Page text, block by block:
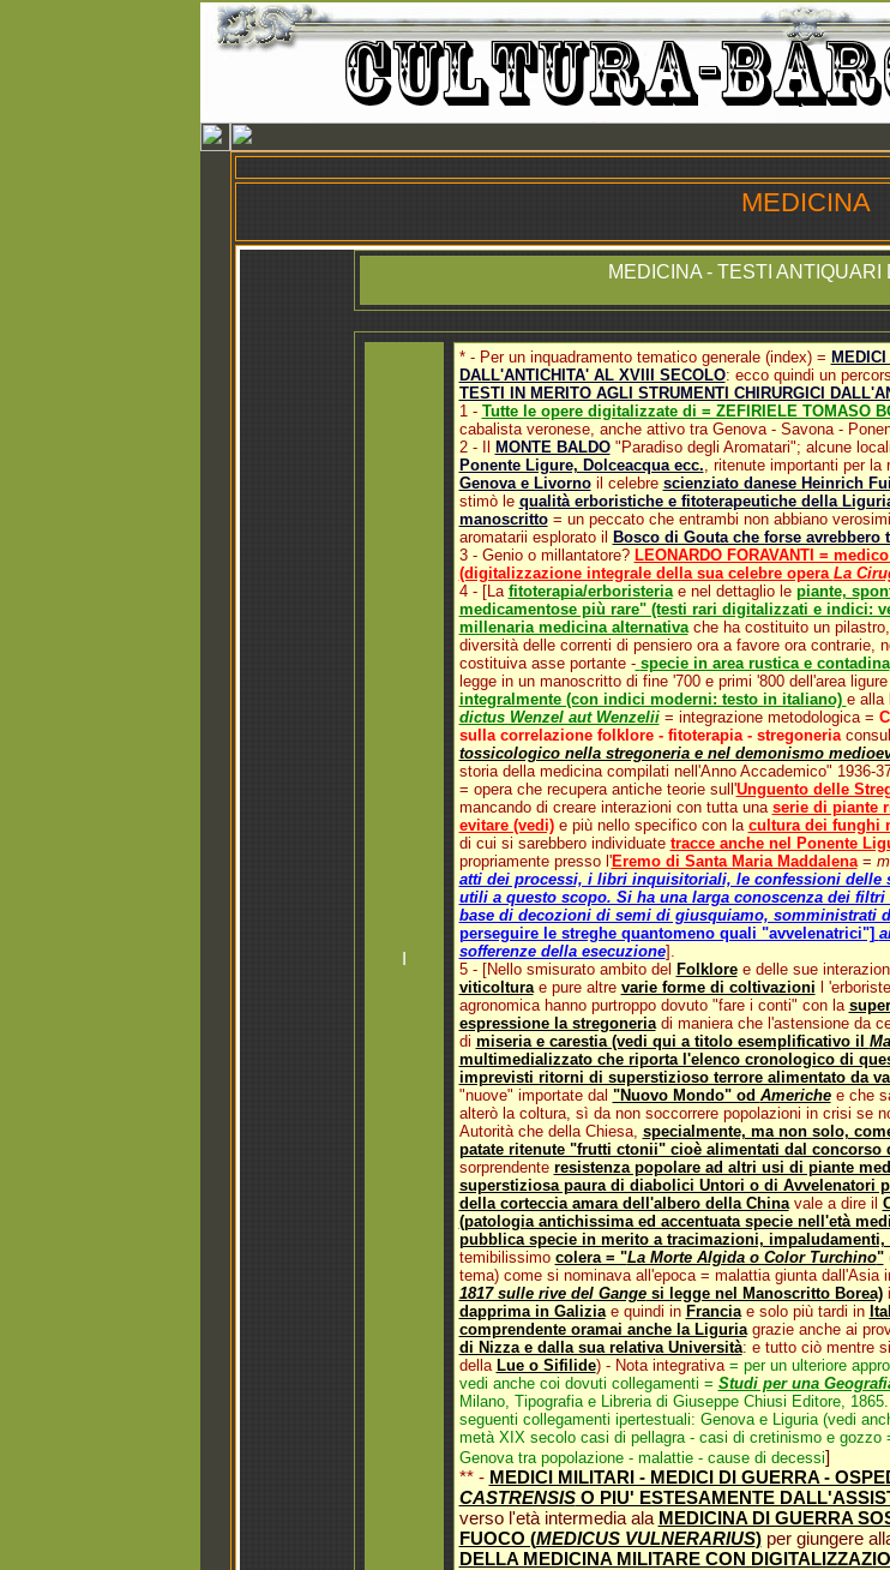
MEDICINA
MEDICINA - TESTI ANTIQUARI
I
* - Per un inquadramento tematico generale (index) =
DALL'ANTICHITA' AL XVIII SECOLO: ecco quindi un
TESTI IN MERITO AGLI STRUMENTI CHIRURGICI
1 - Tutte le opere digitalizzate di = ZEFIRIELE TOMASO
cabalista veronese, anche attivo tra Genova - Savona -
2 - Il MONTE BALDO"Paradiso degli Aromatari"; alcune
Ponente Ligure, Dolceacqua ecc., ritenute importanti per la
Genova e Livornoil celebre scienziato danese Heinrich
stimò le qualità erboristiche e fitoterapeutiche della
manoscritto= un peccato che entrambi non abbiano
aromatarii esplorato il
Bosco di Gouta che forse
3 - Genio o millantatore? LEONARDO FORAVANTI =
(digitalizzazione integrale della sua celebre opera La
4 - [La fitoterapia/erboristeriae nel dettaglio le piante,
medicamentose più rare" (testi rari digitalizzati e indici:
millenaria medicina alternativache ha costituito un
diversità delle correnti di pensiero ora a favore ora contrarie,
costituiva asse portante - specie in area rustica e contadina
legge in un manoscritto di fine '700 e primi '800 dell'area
integralmente (con indici moderni: testo in italiano) e alla
dictus Wenzel aut Wenzelii= integrazione metodologica =
sulla correlazione folklore - fitoterapia - stregoneria
tossicologico nella stregoneria e nel demonismo
storia della medicina compilati nell'Anno Accademico" 1936-
= opera che recupera antiche teorie sull'Unguento delle
mancando di creare interazioni con tutta una serie di piante
evitare (vedi)e più nello specifico con la cultura dei funghi
di cui si sarebbero individuate tracce anche nel Ponente
propriamente presso l'Eremo di Santa Maria Maddalena=
atti dei processi, i libri inquisitoriali, le confessioni delle
utili a questo scopo. Si ha una larga conoscenza dei
base di decozioni di semi di giusquiamo, somministrati
perseguire le streghe quantomeno quali "avvelenatrici"]
sofferenze della esecuzione].
5 - [Nello smisurato ambito del Folkloree delle sue
viticolturae pure altre varie forme di coltivazioni l
agronomica hanno purtroppo dovuto "fare i conti" con la
espressione la stregoneriadi maniera che l'astensione da
di miseria e carestia (vedi qui a titolo esemplificativo il
multimedializzato che riporta l'elenco cronologico di
imprevisti ritorni di superstizioso terrore alimentato da
"nuove" importate dal "Nuovo Mondo" od Americhee che
alterò la coltura, sì da non soccorrere popolazioni in crisi se
Autorità che della Chiesa, specialmente, ma non solo,
patate ritenute "frutti ctonii" cioè alimentati dal concorso
sorprendente resistenza popolare ad altri usi di piante
superstiziosa paura di diabolici Untori o di Avvelenatori
della corteccia amara dell'albero della Chinavale a dire il
(patologia antichissima ed accentuata specie nell'età
pubblica specie in merito a tracimazioni, impaludamenti,
temibilissimo colera = "La Morte Algida o Color Turchino"
tema) come si nominava all'epoca = malattia giunta dall'Asia
1817 sulle rive del Gangesi legge nel Manoscritto Borea)
dapprima in Galiziae quindi in Franciae solo più tardi in
comprendente oramai anche la Liguriagrazie anche ai
di Nizza e dalla sua relativa Università: e tutto ciò mentre
della Lue o Sifilide) - Nota integrativa= per un ulteriore
vedi anche coi dovuti collegamenti = Studi per una
Milano, Tipografia e Libreria di Giuseppe Chiusi Editore,
seguenti collegamenti ipertestuali: Genova e Liguria (vedi
metà XIX secolo casi di pellagra - casi di cretinismo e gozzo
Genova tra popolazione - malattie - cause di decessi]
** - MEDICI MILITARI - MEDICI DI GUERRA -
CASTRENSISO PIU' ESTESAMENTE
verso l'età intermedia ala MEDICINA DI GUERRA
FUOCO (MEDICUS VULNERARIUS)per giungere
DELLA MEDICINA MILITARE CON